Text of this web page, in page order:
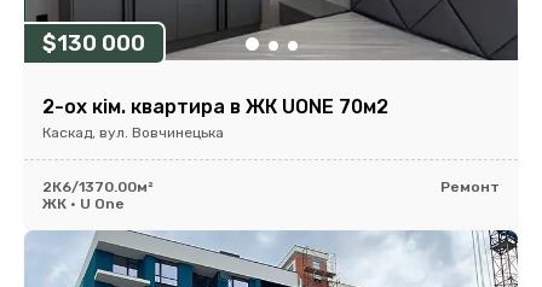
$130 000
2-ох кім. квартира в ЖК UONE 70м2
Каскад, вул. Вовчинецька
2К6/1370.00м²
Ремонт
ЖК • U One